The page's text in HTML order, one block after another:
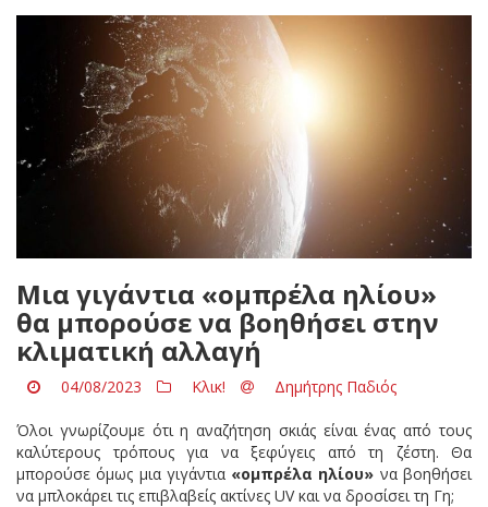
Μια γιγάντια «ομπρέλα ηλίου»
θα μπορούσε να βοηθήσει στην
κλιματική αλλαγή
04/08/2023 Κλικ! Δημήτρης Παδιός
Όλοι γνωρίζουμε ότι η αναζήτηση σκιάς είναι ένας από τους
καλύτερους τρόπους για να ξεφύγεις από τη ζέστη. Θα
μπορούσε όμως μια γιγάντια «ομπρέλα ηλίου» να βοηθήσει
να μπλοκάρει τις επιβλαβείς ακτίνες UV και να δροσίσει τη Γη;